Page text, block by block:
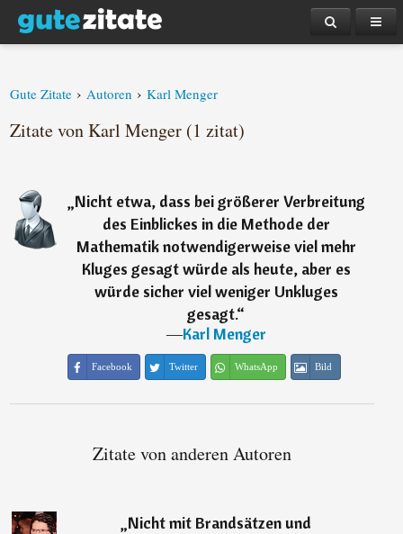
Gute Zitate › Autoren › Karl Menger
Zitate von Karl Menger (1 zitat)
„Nicht etwa, dass bei größerer Verbreitung
des Einblickes in die Methode der
Mathematik notwendigerweise viel mehr
Kluges gesagt würde als heute, aber es
würde sicher viel weniger Unkluges
gesagt.“
―Karl Menger
Facebook Twitter WhatsApp Bild
Zitate von anderen Autoren
„Nicht mit Brandsätzen und